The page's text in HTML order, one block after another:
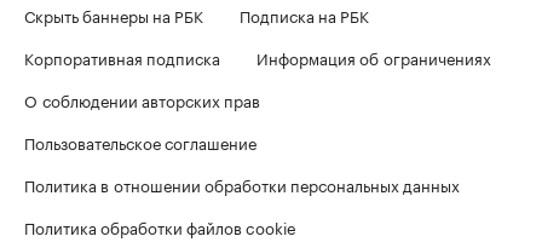
Скрыть баннеры на РБК
Подписка на РБК
Корпоративная подписка
Информация об ограничениях
О соблюдении авторских прав
Пользовательское соглашение
Политика в отношении обработки персональных данных
Политика обработки файлов cookie